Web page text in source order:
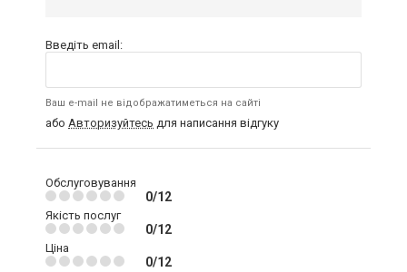
Введіть email:
Ваш e-mail не відображатиметься на сайті
або Авторизуйтесь для написання відгуку
Обслуговування
0/12
Якість послуг
0/12
Ціна
0/12